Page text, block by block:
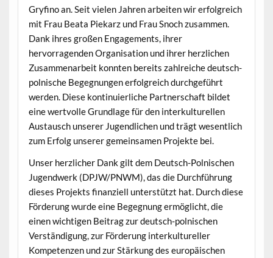
Gryfino an. Seit vielen Jahren arbeiten wir erfolgreich
mit Frau Beata Piekarz und Frau Snoch zusammen.
Dank ihres großen Engagements, ihrer
hervorragenden Organisation und ihrer herzlichen
Zusammenarbeit konnten bereits zahlreiche deutsch-
polnische Begegnungen erfolgreich durchgeführt
werden. Diese kontinuierliche Partnerschaft bildet
eine wertvolle Grundlage für den interkulturellen
Austausch unserer Jugendlichen und trägt wesentlich
zum Erfolg unserer gemeinsamen Projekte bei.
Unser herzlicher Dank gilt dem Deutsch-Polnischen
Jugendwerk (DPJW/PNWM), das die Durchführung
dieses Projekts finanziell unterstützt hat. Durch diese
Förderung wurde eine Begegnung ermöglicht, die
einen wichtigen Beitrag zur deutsch-polnischen
Verständigung, zur Förderung interkultureller
Kompetenzen und zur Stärkung des europäischen